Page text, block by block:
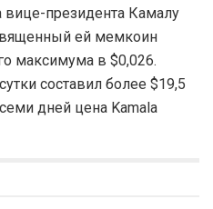
вице-президента Камалу
ей мемкоин
максимума в $0,026.
составил более $19,5
дней цена Kamala